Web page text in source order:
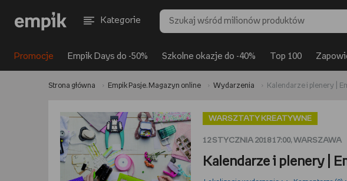
Kategorie
Promocje Empik Days do -50% Szkolne okazje do -40% Top 100
Strona główna Empik Pasje. Magazyn online Wydarzenia Kalendarze i plenery |
WARSZTATY KREATYWNE
12 STYCZNIA 2018 17:00, WARSZAWA
Kalendarze i plenery |